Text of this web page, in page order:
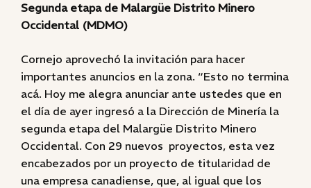
Segunda etapa de Malargüe Distrito Minero
Occidental (MDMO)
Cornejo aprovechó la invitación para hacer
importantes anuncios en la zona. “Esto no termina
acá. Hoy me alegra anunciar ante ustedes que en
el día de ayer ingresó a la Dirección de Minería la
segunda etapa del Malargüe Distrito Minero
Occidental. Con 29 nuevos proyectos, esta vez
encabezados por un proyecto de titularidad de
una empresa canadiense, que, al igual que los